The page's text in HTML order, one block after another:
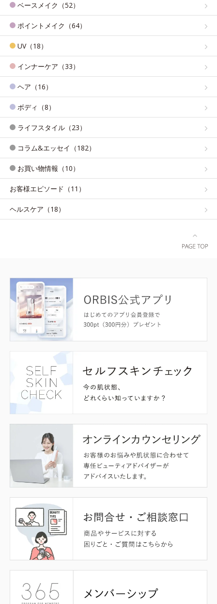
ベースメイク（52）
ポイントメイク（64）
UV（18）
インナーケア（33）
ヘア（16）
ボディ（8）
ライフスタイル（23）
コラム&エッセイ（182）
お買い物情報（10）
お客様エピソード（11）
ヘルスケア（18）